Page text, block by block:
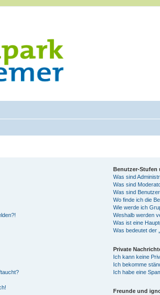
Benutzer-Stufen
Was sind
Was sind
Was sind
Wo finde ich die
Wie werde ich
Weshalb werden
Was ist eine
Was bedeutet der
Private
Ich kann keine
Ich bekomme
Ich habe eine
Freunde und